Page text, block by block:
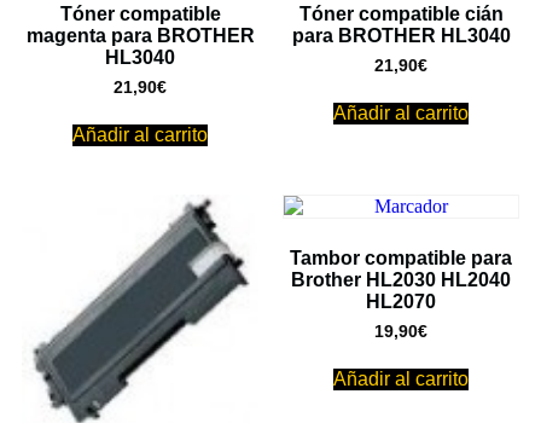
Tóner compatible
magenta para BROTHER
HL3040
21,90€
Añadir al carrito
Tóner compatible cián
para BROTHER HL3040
21,90€
Añadir al carrito
Tambor compatible para
Brother HL2030 HL2040
HL2070
19,90€
Añadir al carrito